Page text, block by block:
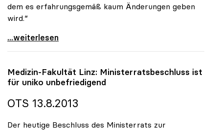
dem es erfahrungsgemäß kaum Änderungen geben
wird.“
uniko zu DUK-Promotionsrecht: „Ministerium schafft
...weiterlesen
Medizin-Fakultät Linz: Ministerratsbeschluss ist
für uniko unbefriedigend
OTS 13.8.2013
Der heutige Beschluss des Ministerrats zur